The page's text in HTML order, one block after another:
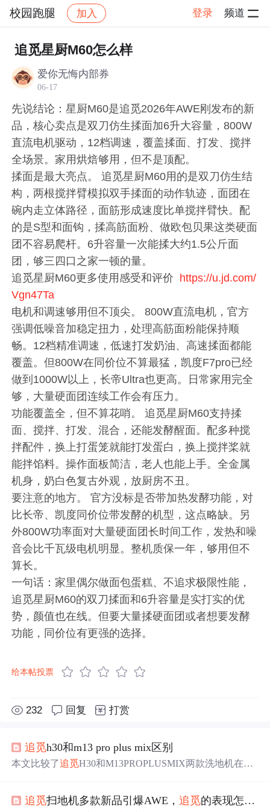
校园跑腿 加入 登录 频道
社区 校园跑腿 社区活动
追觅星厨M60怎么样
爱你无悔内部券
06-17
先说结论：星厨M60是追觅2026年AWE刚发布的新
品，核心卖点是双刀仿生揉面加6升大容量，800W
直流电机驱动，12档调速，覆盖揉面、打发、搅拌
全场景。家用烘焙够用，但不是顶配。
揉面是最大亮点。 追觅星厨M60用的是双刀仿生结
构，两根搅拌臂模拟双手揉面的动作轨迹，面团在
碗内走立体路径，面筋形成速度比单搅拌臂快。配
的是S型和面钩，揉高筋面粉、做欧包贝果这类硬面
团不容易爬杆。6升容量一次能揉大约1.5公斤面
团，够三四口之家一顿的量。
追觅星厨M60更多使用感受和评价 https://u.jd.com/
Vgn47Ta
电机和调速够用但不顶尖。 800W直流电机，官方
强调低噪音加稳定扭力，处理高筋面粉能保持顺
畅。12档精准调速，低速打发奶油、高速揉面都能
覆盖。但800W在同价位不算最猛，凯度F7pro已经
做到1000W以上，长帝Ultra也更高。日常家用完全
够，大量硬面团连续工作会有压力。
功能覆盖全，但不算花哨。 追觅星厨M60支持揉
面、搅拌、打发、混合，还能发酵醒面。配多种搅
拌配件，换上打蛋笼就能打发蛋白，换上搅拌桨就
能拌馅料。操作面板简洁，老人也能上手。全金属
机身，奶白色复古外观，放厨房不丑。
要注意的地方。 官方没标是否带加热发酵功能，对
比长帝、凯度同价位带发酵的机型，这点略缺。另
外800W功率面对大量硬面团长时间工作，发热和噪
音会比千瓦级电机明显。整机质保一年，够用但不
算长。
一句话：家里偶尔做面包蛋糕、不追求极限性能，
追觅星厨M60的双刀揉面和6升容量是实打实的优
势，颜值也在线。但要大量揉硬面团或者想要发酵
功能，同价位有更强的选择。
给本帖投票
232 回复 打赏
追觅h30和m13 pro plus mix区别
本文比较了追觅H30和M13PROPLUSMIX两款洗地机在清
追觅扫地机多款新品引爆AWE，追觅的表现怎么看？